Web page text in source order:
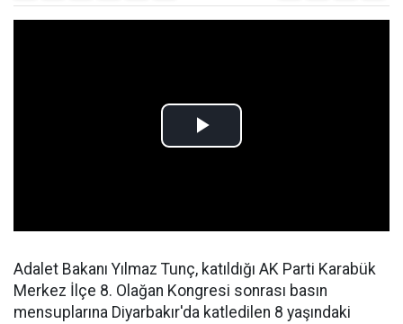
Adalet Bakanı Yılmaz Tunç, katıldığı AK Parti Karabük
Merkez İlçe 8. Olağan Kongresi sonrası basın
mensuplarına Diyarbakır'da katledilen 8 yaşındaki